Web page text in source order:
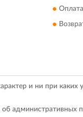
Оплата
и ни при